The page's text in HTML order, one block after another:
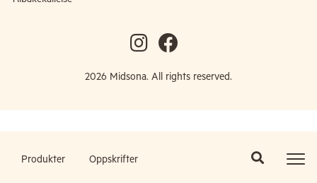
Produkter Oppskrifter
2026 Midsona. All rights reserved.